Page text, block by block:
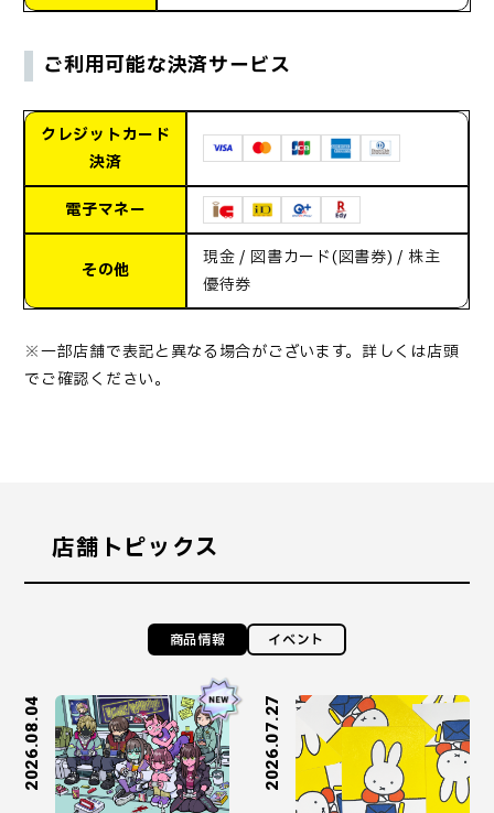
ご利用可能な決済サービス
クレジットカード
決済
電子マネー
その他
現金 / 図書カード(図書券) / 株主
優待券
※一部店舗で表記と異なる場合がございます。詳しくは店頭
でご確認ください。
店舗トピックス
商品情報 イベント
2026.08.04 2026.07.27